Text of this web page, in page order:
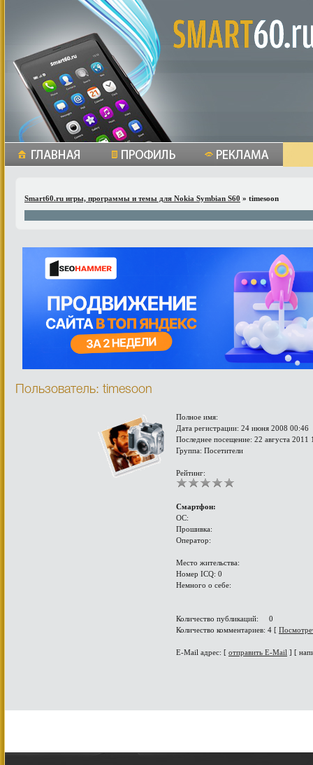
Smart60.ru игры, программы и темы для Nokia Symbian S60 » timesoon
Пользователь: timesoon
Полное имя:
Дата регистрации: 24 июня 2008 00:46
Последнее посещение: 22 августа 2011
Группа: Посетители
Рейтинг:
Смартфон:
ОС:
Прошивка:
Оператор:
Место жительства:
Номер ICQ: 0
Немного о себе:
Количество публикаций: 0
Количество комментариев: 4 [
E-Mail адрес: [ отправить E-Mail ] [